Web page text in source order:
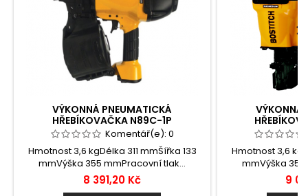
VÝKONNÁ PNEUMATICKÁ
HŘEBÍKOVAČKA N89C-1P
Komentář(e): 0
Hmotnost 3,6 kgDélka 311 mmŠířka 133
mmVýška 355 mmPracovní tlak...
8 391,20 Kč
VÝKONNÁ
Hmotnost 3,6
mmVýška
9